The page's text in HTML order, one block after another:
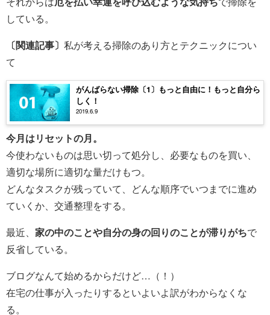
している。
〔関連記事〕 私が考える掃除のあり方とテクニックについ
て
がんばらない掃除〔1〕もっと自由に！もっと自分ら
しく！
2019.6.9
今月はリセットの月。
今使わないものは思い切って処分し、必要なものを買い、
適切な場所に適切な量だけもつ。
どんなタスクが残っていて、どんな順序でいつまでに進め
ていくか、交通整理をする。
最近、 家の中のことや自分の身の回りのことが滞りがちで
反省している。
ブログなんて始めるからだけど…（！）
在宅の仕事が入ったりするといよいよ訳がわからなくな
る。